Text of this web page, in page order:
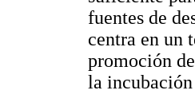
fuentes de
centra en un
promoción
la